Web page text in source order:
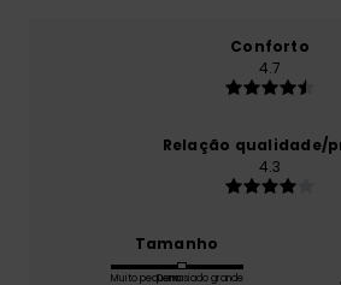
Conforto
4.7
Relação qualidade/
4.3
Tamanho
Muito pequenoDemasiado grande